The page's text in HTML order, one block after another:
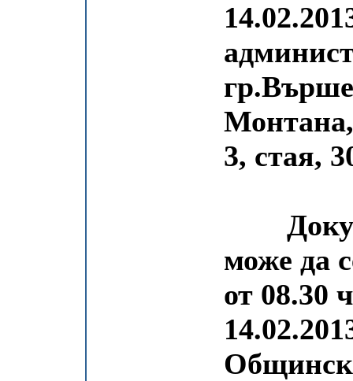
3, стая,
може да
от 08.30